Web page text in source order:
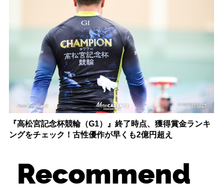
『高松宮記念杯競輪（G1）』終了時点、獲得賞金ランキ
ングをチェック！古性優作が早くも2億円超え
Recommend